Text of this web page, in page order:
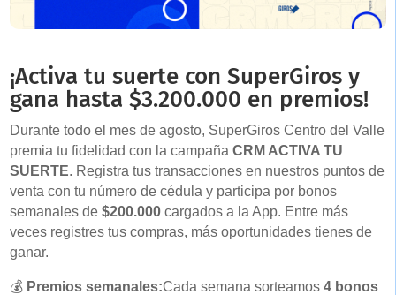
¡Activa tu suerte con SuperGiros y
gana hasta $3.200.000 en premios!
Durante todo el mes de agosto, SuperGiros Centro del Valle
premia tu fidelidad con la campañaCRM ACTIVA TU
SUERTE. Registra tus transacciones en nuestros puntos de
venta con tu número de cédula y participa por bonos
semanales de$200.000 cargados a la App. Entre más
veces registres tus compras, más oportunidades tienes de
ganar.
💰 Premios semanales:Cada semana sorteamos4 bonos